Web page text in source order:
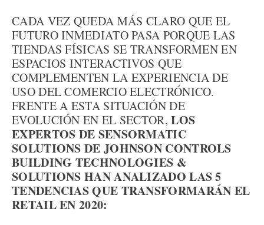
CADA VEZ QUEDA MÁS CLARO QUE EL
FUTURO INMEDIATO PASA PORQUE LAS
TIENDAS FÍSICAS SE TRANSFORMEN EN
ESPACIOS INTERACTIVOS QUE
COMPLEMENTEN LA EXPERIENCIA DE
USO DEL COMERCIO ELECTRÓNICO.
FRENTE A ESTA SITUACIÓN DE
EVOLUCIÓN EN EL SECTOR,LOS
EXPERTOS DE SENSORMATIC
SOLUTIONS DE JOHNSON CONTROLS
BUILDING TECHNOLOGIES &
SOLUTIONS HAN ANALIZADO LAS 5
TENDENCIAS QUE TRANSFORMARÁN EL
RETAIL EN 2020: